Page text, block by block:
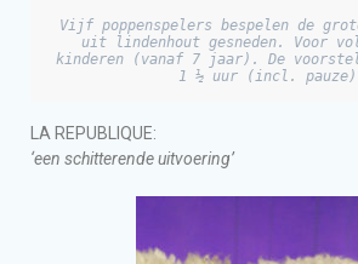
Vijf poppenspelers bespelen de
uit lindenhout gesneden.
Voor
kinderen (vanaf 7 jaar). De
1 ½ uur (incl. pauze)
LA REPUBLIQUE:
‘een schitterende uitvoering’